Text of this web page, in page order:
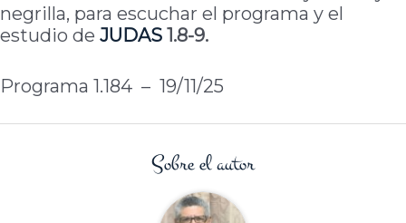
negrilla, para escuchar el programa y el
estudio de JUDAS 1.8-9.
Programa 1.184 – 19/11/25
Sobre el autor